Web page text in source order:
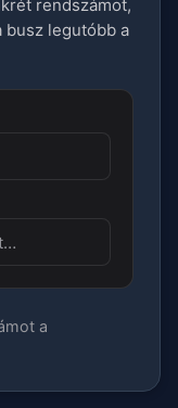
rendszámot,
busz legutóbb a
a